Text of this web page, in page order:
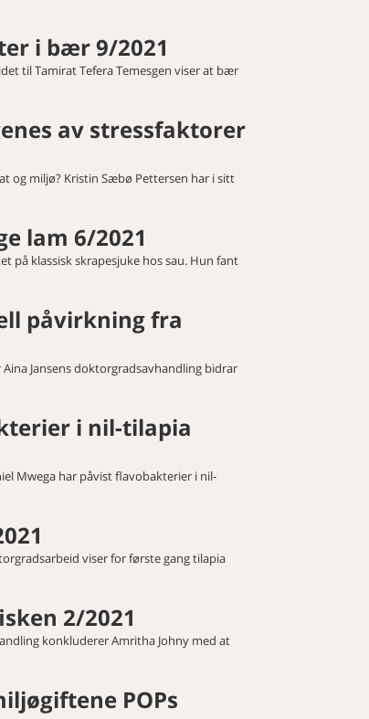
i bær 9/2021
til Tamirat Tefera Temesgen viser at bær
av stressfaktorer
og miljø? Kristin Sæbø Pettersen har i sitt
lam 6/2021
på klassisk skrapesjuke hos sau. Hun fant
påvirkning fra
Jansens doktorgradsavhandling bidrar
i nil-tilapia
Mwega har påvist flavobakterier i nil-
viser for første gang tilapia
2/2021
konkluderer Amritha Johny med at
POPs